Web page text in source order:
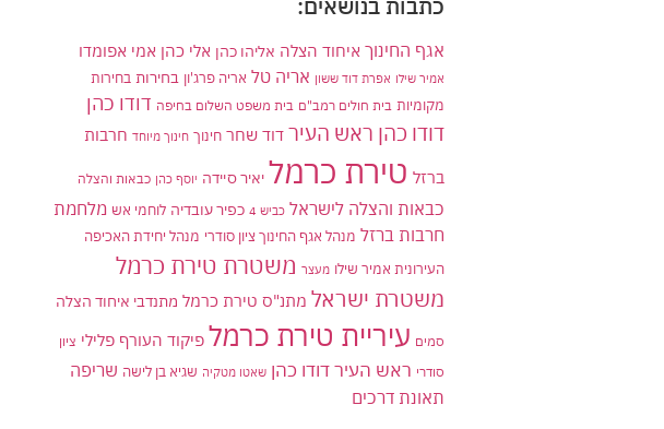
כתבות בנושאים:
אגף החינוך איחוד הצלה אליהו כהן אלי כהן אמי אפומדו
אמיר שילו אפרת דוד ששון אריה טל אריה פרג'ון בחירות בחירות
מקומיות בית חולים רמב"ם בית משפט השלום בחיפה דודו כהן
דודו כהן ראש העיר דוד שחר חינוך חינוך מיוחד חרבות
ברזל טירת כרמל יאיר סיידה יוסף כהן כבאות והצלה
כבאות והצלה לישראל כביש 4 כפיר עובדיה לוחמי אש מלחמת
חרבות ברזל מנהל אגף החינוך ציון סודרי מנהל יחידת האכיפה
העירונית אמיר שילו מעצר משטרת טירת כרמל
משטרת ישראל מתנ"ס טירת כרמל מתנדבי איחוד הצלה
סמים עיריית טירת כרמל פיקוד העורף פלילי ציון
סודרי ראש העיר דודו כהן שאטו מטקיה שגיא בן לישה שריפה
תאונת דרכים